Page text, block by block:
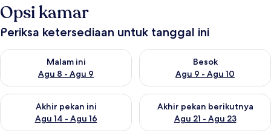
Opsi kamar
Periksa ketersediaan untuk tanggal ini
Malam ini
Agu 8 - Agu 9
Periksa ketersediaan untuk malam ini Agu 8 - Agu 9
Besok
Agu 9 - Agu 10
Periksa ketersediaan untuk
Akhir pekan ini
Agu 14 - Agu 16
Periksa ketersediaan untuk akhir pekan ini Agu 14 - Agu 16
Akhir pekan berikutnya
Agu 21 - Agu 23
Periksa ketersediaan untuk